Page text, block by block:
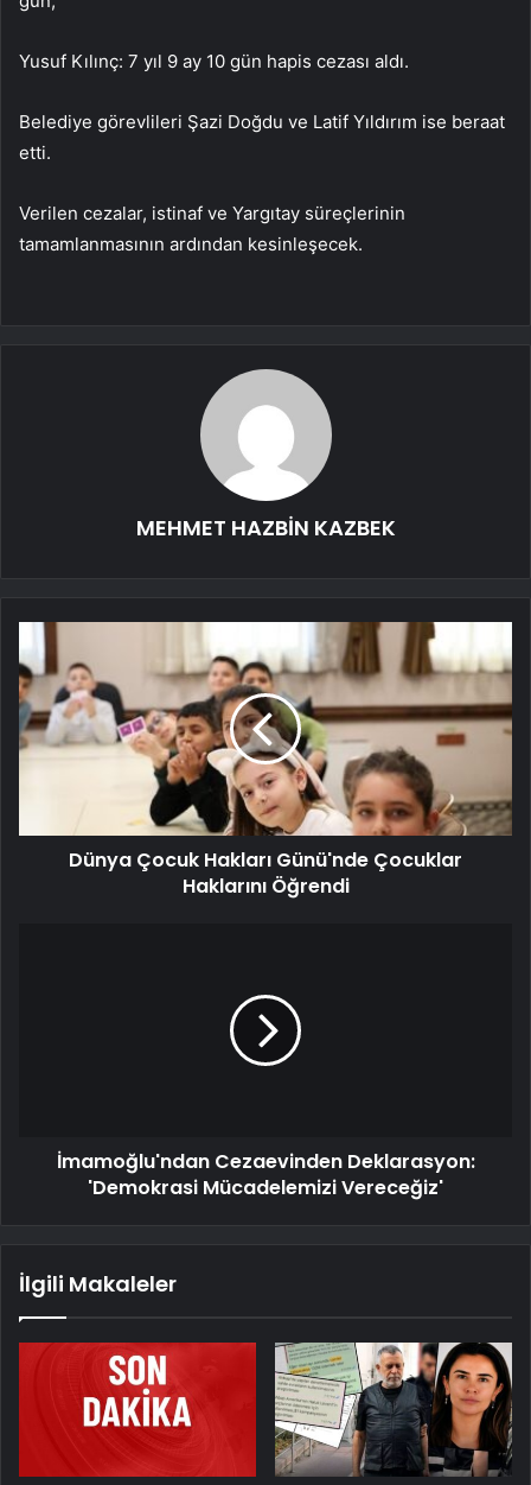
Yusuf Kılınç: 7 yıl 9 ay 10 gün hapis cezası aldı.
Belediye görevlileri Şazi Doğdu ve Latif Yıldırım ise beraat
etti.
Verilen cezalar, istinaf ve Yargıtay süreçlerinin
tamamlanmasının ardından kesinleşecek.
MEHMET HAZBİN KAZBEK
Dünya Çocuk Hakları Günü'nde Çocuklar
Haklarını Öğrendi
İmamoğlu'ndan Cezaevinden Deklarasyon:
'Demokrasi Mücadelemizi Vereceğiz'
İlgili Makaleler